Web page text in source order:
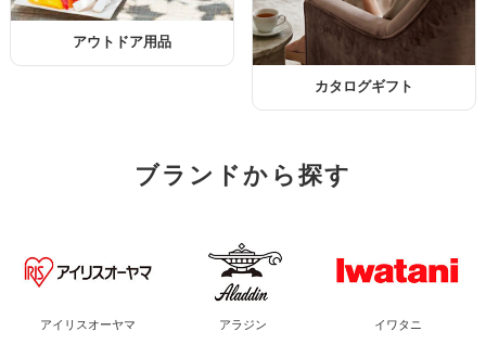
アウトドア用品
カタログギフト
ブランドから探す
アイリスオーヤマ アラジン イワタニ